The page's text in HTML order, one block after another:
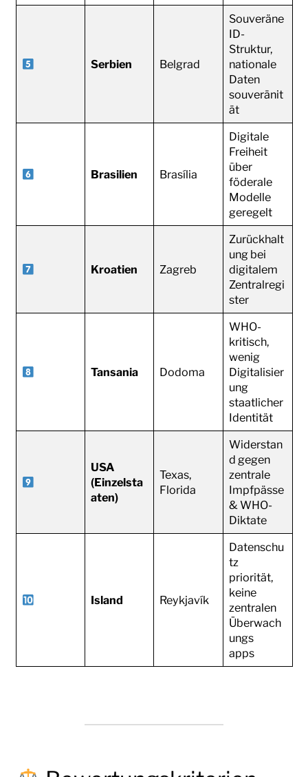
Serbien Belgrad
Souveräne
ID-
Struktur,
nationale
Daten
souveränit
ät
Brasilien Brasília
Digitale
Freiheit
über
föderale
Modelle
geregelt
Kroatien Zagreb
Zurückhalt
ung bei
digitalem
Zentralregi
ster
Tansania Dodoma
WHO-
kritisch,
wenig
Digitalisier
ung
staatlicher
Identität
USA
(Einzelsta
aten)
Texas,
Florida
Widerstan
d gegen
zentrale
Impfpässe
& WHO-
Diktate
Island Reykjavík
Datenschu
tz
priorität,
keine
zentralen
Überwach
ungs
apps